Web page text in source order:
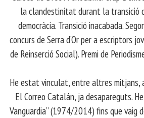
la clandestinitat durant la transició
democràcia. Transició inacabada.
concurs de Serra d’Or per a escriptors
de Reinserció Social). Premi de
He estat vinculat, entre altres mitjans,
El Correo Catalán, ja desapareguts.
Vanguardia” (1974/2014) fins que vaig